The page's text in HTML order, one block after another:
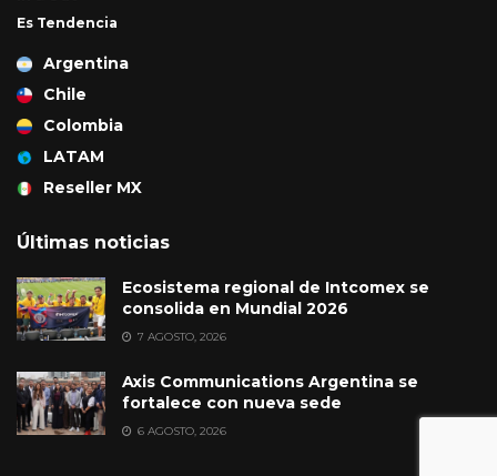
Es Tendencia
Argentina
Chile
Colombia
LATAM
Reseller MX
Últimas noticias
Ecosistema regional de Intcomex se
consolida en Mundial 2026
7 AGOSTO, 2026
Axis Communications Argentina se
fortalece con nueva sede
6 AGOSTO, 2026